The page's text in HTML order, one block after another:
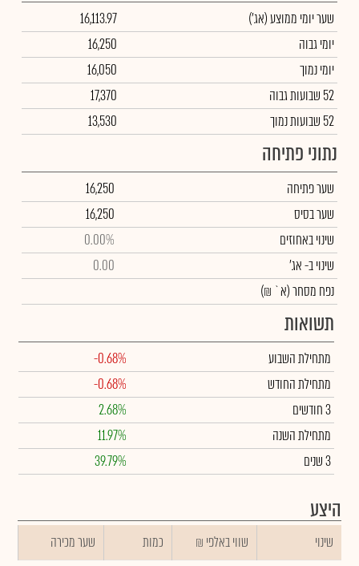
שער יומי ממוצע(אג')
16,113.97
יומי גבוה
16,250
יומי נמוך
16,050
52 שבועות גבוה
17,370
52 שבועות נמוך
13,530
נתוני פתיחה
שער פתיחה
16,250
שער בסיס
16,250
שינוי באחוזים
0.00%
שינויב- אג'
0.00
נפח מסחר(א` ₪)
תשואות
מתחילת השבוע
-0.68%
מתחילת החודש
-0.68%
3 חודשים
2.68%
מתחילת השנה
11.97%
3 שנים
39.79%
היצע
שינוי ₪ שווי באלפי כמות
שער מכירה